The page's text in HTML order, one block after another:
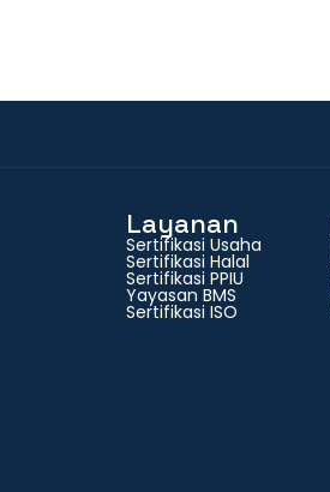
Layanan
Sertifikasi Usaha
Sertifikasi Halal
Sertifikasi PPIU
Yayasan BMS
Sertifikasi ISO